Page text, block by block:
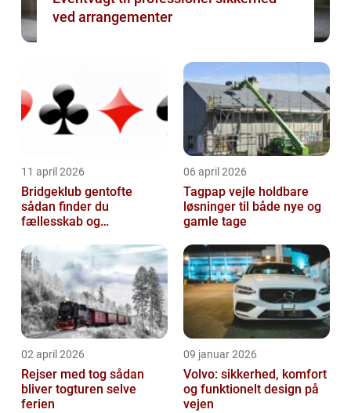
ved arrangementer
11 april 2026
Bridgeklub gentofte
sådan finder du
fællesskab og
06 april 2026
Tagpap vejle holdbare
løsninger til både nye og
gamle tage
02 april 2026
Rejser med tog sådan
bliver togturen selve
ferien
09 januar 2026
Volvo: sikkerhed, komfort
og funktionelt design på
vejen